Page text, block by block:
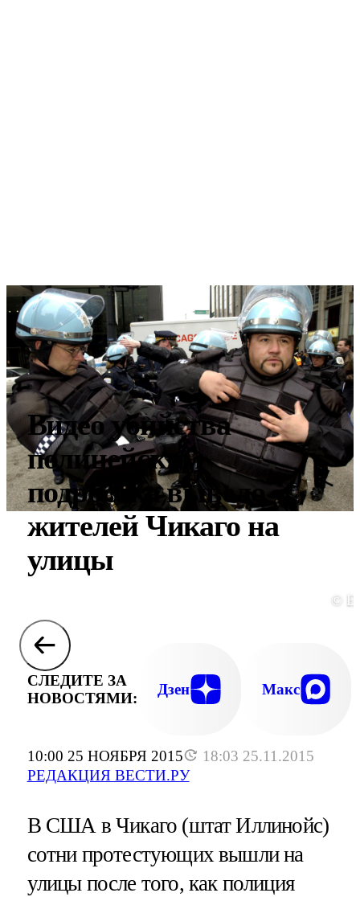
10:00 25 НОЯБРЯ 2015
18:03 25.11.2015
РЕДАКЦИЯ ВЕСТИ.РУ
Видео убийства
полицейским
подростка вывело
жителей Чикаго на
улицы
©
СЛЕДИТЕ ЗА
НОВОСТЯМИ:
Дзен Макс
В США в Чикаго (штат Иллинойс)
сотни протестующих вышли на
улицы после того, как полиция